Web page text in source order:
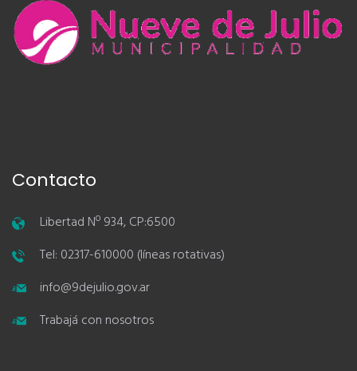
Contacto
Libertad Nº 934, CP:6500
Tel: 02317-610000 (líneas rotativas)
info@9dejulio.gov.ar
Trabajá con nosotros